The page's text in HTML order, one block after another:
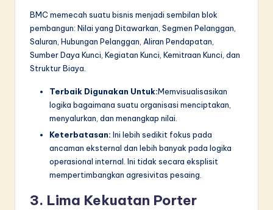
BMC memecah suatu bisnis menjadi sembilan blok
pembangun: Nilai yang Ditawarkan, Segmen Pelanggan,
Saluran, Hubungan Pelanggan, Aliran Pendapatan,
Sumber Daya Kunci, Kegiatan Kunci, Kemitraan Kunci, dan
Struktur Biaya.
Terbaik Digunakan Untuk:Memvisualisasikan
logika bagaimana suatu organisasi menciptakan,
menyalurkan, dan menangkap nilai.
Keterbatasan: Ini lebih sedikit fokus pada
ancaman eksternal dan lebih banyak pada logika
operasional internal. Ini tidak secara eksplisit
mempertimbangkan agresivitas pesaing.
3. Lima Kekuatan Porter